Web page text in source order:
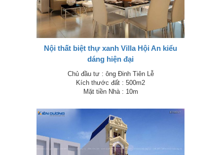
Nội thất biệt thự xanh Villa Hội An kiểu
dáng hiện đại
Chủ đầu tư : ông Đinh Tiên Lễ
Kích thước đất : 500m2
Mặt tiền Nhà : 10m